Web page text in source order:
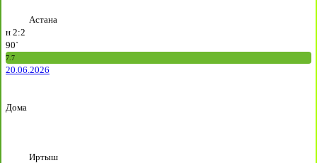
Астана
н 2:2
90`
7.7
20.06.2026
Дома
Иртыш